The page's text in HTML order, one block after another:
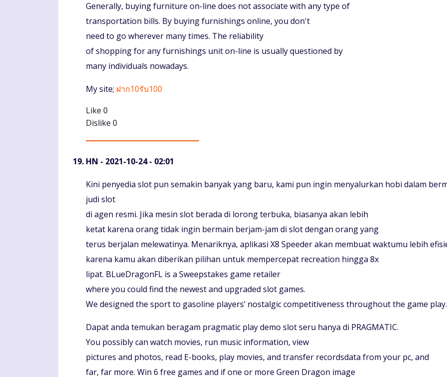
Generally, buying furniture on-line does not associate with any type of
transportation bills. By buying furnishings online, you don't
need to go wherever many times. The reliability
of shopping for any furnishings unit on-line is usually questioned by
many individuals nowadays.
My site; ฝาก10รับ100
Like 0
Dislike 0
HN - 2021-10-24 - 02:01
Komentaras
Kini penyedia slot pun semakin banyak yang baru, kami pun ingin menyalurkan hobi dalam
judi slot
di agen resmi. Jika mesin slot berada di lorong terbuka, biasanya akan lebih
ketat karena orang tidak ingin bermain berjam-jam di slot dengan orang yang
terus berjalan melewatinya. Menariknya, aplikasi X8 Speeder akan membuat waktumu lebih
karena kamu akan diberikan pilihan untuk mempercepat recreation hingga 8x
lipat. BLueDragonFL is a Sweepstakes game retailer
where you could find the newest and upgraded slot games.
We designed the sport to gasoline players’ nostalgic competitiveness throughout the game play.
Dapat anda temukan beragam pragmatic play demo slot seru hanya di PRAGMATIC.
You possibly can watch movies, run music information, view
pictures and photos, read E-books, play movies, and transfer recordsdata from your pc, and
far, far more. Win 6 free games and if one or more Green Dragon image